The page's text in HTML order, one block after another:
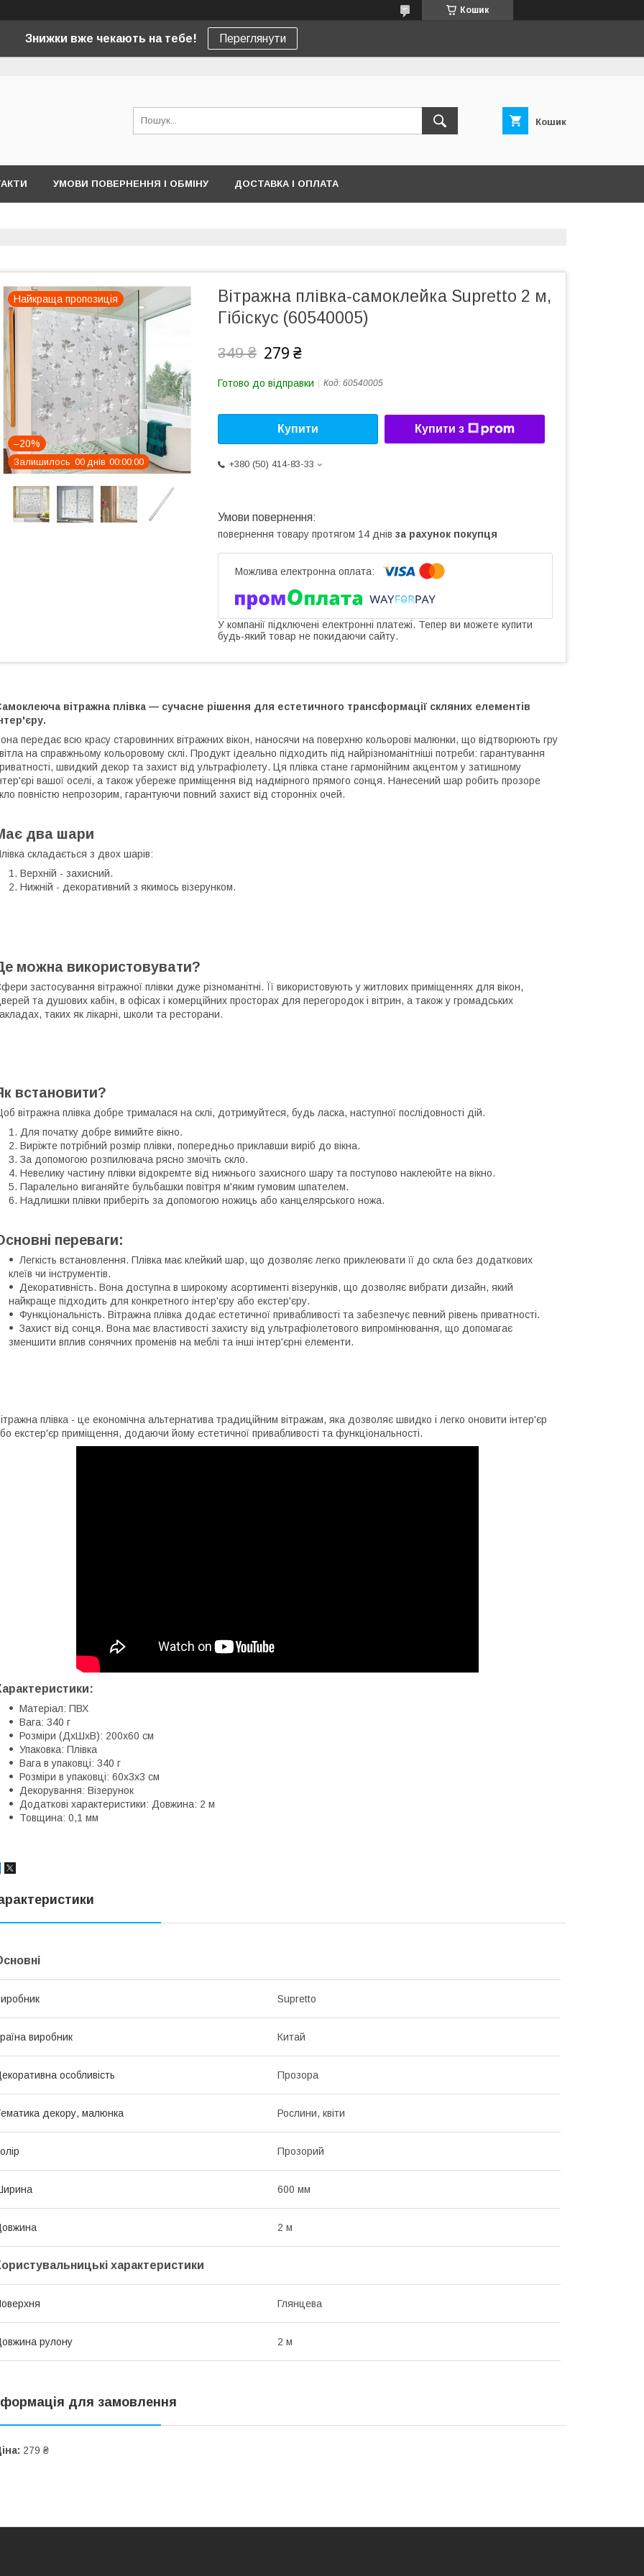
Кошик
Знижки вже чекають на тебе! Переглянути
Кошик
УМОВИ ПОВЕРНЕННЯ І ОБМІНУ ДОСТАВКА І ОПЛАТА
Найкраща пропозиція
–20%
Залишилось 00 днів 00 00 00
Вітражна плівка-самоклейка Supretto 2 м,
Гібіскус (60540005)
349 ₴ 279 ₴
Готово до відправки Код: 60540005
Купити Купити з
+380 (50) 414-83-33
повернення товару протягом 14 днів за рахунок покупця
У компанії підключені електронні платежі. Тепер ви можете купити
будь-який товар не покидаючи сайту.
вітражна плівка — сучасне рішення для естетичного трансформації скляних елементів
передає всю красу старовинних вітражних вікон, наносячи на поверхню кольорові малюнки, що відтворюють гру
на справжньому кольоровому склі. Продукт ідеально підходить під найрізноманітніші потреби: гарантування
швидкий декор та захист від ультрафіолету. Ця плівка стане гармонійним акцентом у затишному
вашої оселі, а також убереже приміщення від надмірного прямого сонця. Нанесений шар робить прозоре
повністю непрозорим, гарантуючи повний захист від сторонніх очей.
два шари
складається з двох шарів:
Верхній - захисний.
Нижній - декоративний з якимось візерунком.
можна використовувати?
застосування вітражної плівки дуже різноманітні. Її використовують у житлових приміщеннях для вікон,
та душових кабін, в офісах і комерційних просторах для перегородок і вітрин, а також у громадських
таких як лікарні, школи та ресторани.
встановити?
вітражна плівка добре трималася на склі, дотримуйтеся, будь ласка, наступної послідовності дій.
Для початку добре вимийте вікно.
Виріжте потрібний розмір плівки, попередньо приклавши виріб до вікна.
За допомогою розпилювача рясно змочіть скло.
Невелику частину плівки відокремте від нижнього захисного шару та поступово наклеюйте на вікно.
Паралельно виганяйте бульбашки повітря м'яким гумовим шпателем.
Надлишки плівки приберіть за допомогою ножиць або канцелярського ножа.
переваги:
Легкість встановлення. Плівка має клейкий шар, що дозволяє легко приклеювати її до скла без додаткових
клеїв чи інструментів.
Декоративність. Вона доступна в широкому асортименті візерунків, що дозволяє вибрати дизайн, який
найкраще підходить для конкретного інтер'єру або екстер'єру.
Функціональність. Вітражна плівка додає естетичної привабливості та забезпечує певний рівень приватності.
Захист від сонця. Вона має властивості захисту від ультрафіолетового випромінювання, що допомагає
зменшити вплив сонячних променів на меблі та інші інтер'єрні елементи.
плівка - це економічна альтернатива традиційним вітражам, яка дозволяє швидко і легко оновити інтер'єр
екстер'єр приміщення, додаючи йому естетичної привабливості та функціональності.
Матеріал: ПВХ
Вага: 340 г
Розміри (ДхШхВ): 200х60 см
Упаковка: Плівка
Вага в упаковці: 340 г
Розміри в упаковці: 60х3х3 см
Декорування: Візерунок
Додаткові характеристики: Довжина: 2 м
Товщина: 0,1 мм
Supretto
виробник Китай
особливість Прозора
декору, малюнка Рослини, квіти
Прозорий
600 мм
2 м
характеристики
Глянцева
рулону 2 м
для замовлення
279 ₴